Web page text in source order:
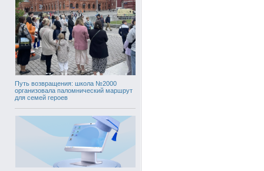
Путь возвращения: школа №2000
организовала паломнический маршрут
для семей героев